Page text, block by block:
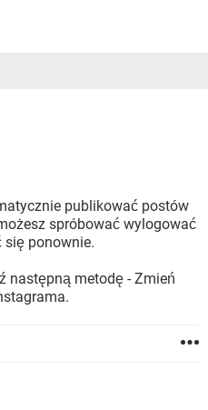
publikować postów
spróbować wylogować
ponownie.
następną metodę - Zmień